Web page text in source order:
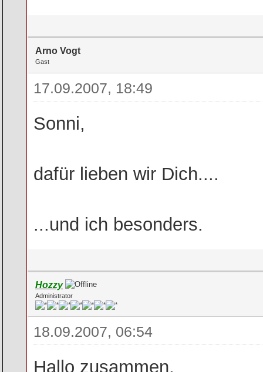
Arno Vogt
Gast
17.09.2007, 18:49
Sonni,
dafür lieben wir Dich....
...und ich besonders.
Hozzy
Administrator
18.09.2007, 06:54
Hallo zusammen,